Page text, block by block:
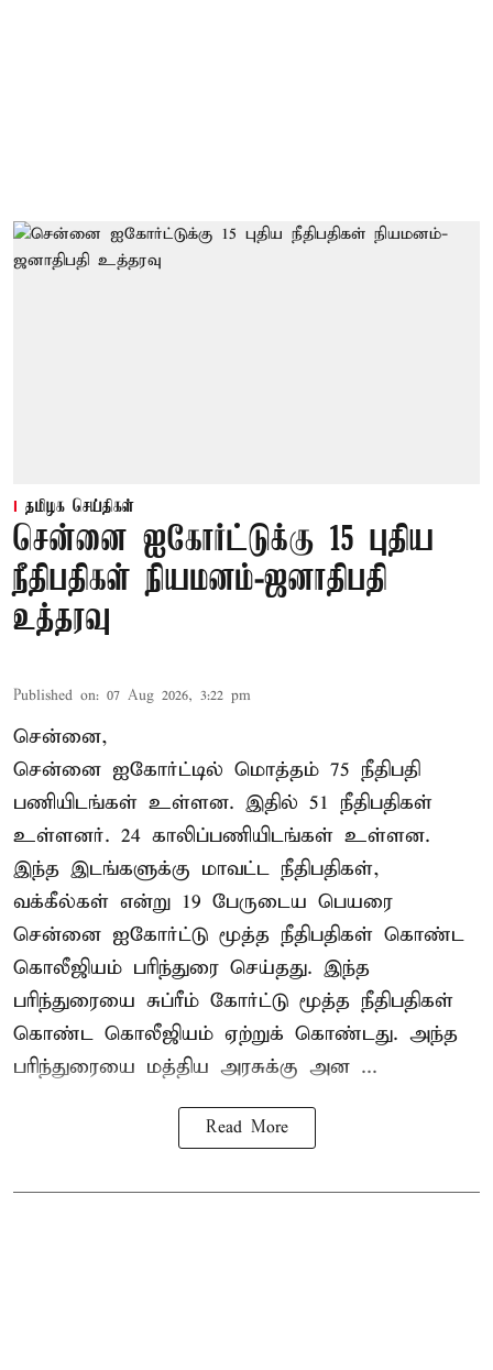
தமிழக செய்திகள்
சென்னை ஐகோர்ட்டுக்கு 15 புதிய
நீதிபதிகள் நியமனம்-ஜனாதிபதி
உத்தரவு
Published on: 07 Aug 2026, 3:22 pm
சென்னை,
சென்னை ஐகோர்ட்டில் மொத்தம் 75 நீதிபதி
பணியிடங்கள் உள்ளன. இதில் 51 நீதிபதிகள்
உள்ளனர். 24 காலிப்பணியிடங்கள் உள்ளன.
இந்த இடங்களுக்கு மாவட்ட நீதிபதிகள்,
வக்கீல்கள் என்று 19 பேருடைய பெயரை
சென்னை ஐகோர்ட்டு மூத்த நீதிபதிகள் கொண்ட
கொலீஜியம் பரிந்துரை செய்தது. இந்த
பரிந்துரையை சுப்ரீம் கோர்ட்டு மூத்த நீதிபதிகள்
கொண்ட கொலீஜியம் ஏற்றுக் கொண்டது. அந்த
பரிந்துரையை மத்திய அரசுக்கு அன ...
Read More